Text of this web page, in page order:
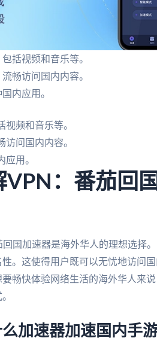
括视频和音乐等。
畅访问国内内容。
内应用。
频和音乐等。
问国内内容。
用。
VPN：番茄回
国加速器是海外华人的理想选择
。这使得用户既可以无忧地访问
畅快体验网络生活的海外华人来
加速器加速国内手